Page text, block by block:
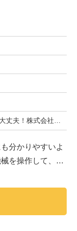
も安心して始められます。→ 初期費...
分かりやすいよ
を操作して、レ